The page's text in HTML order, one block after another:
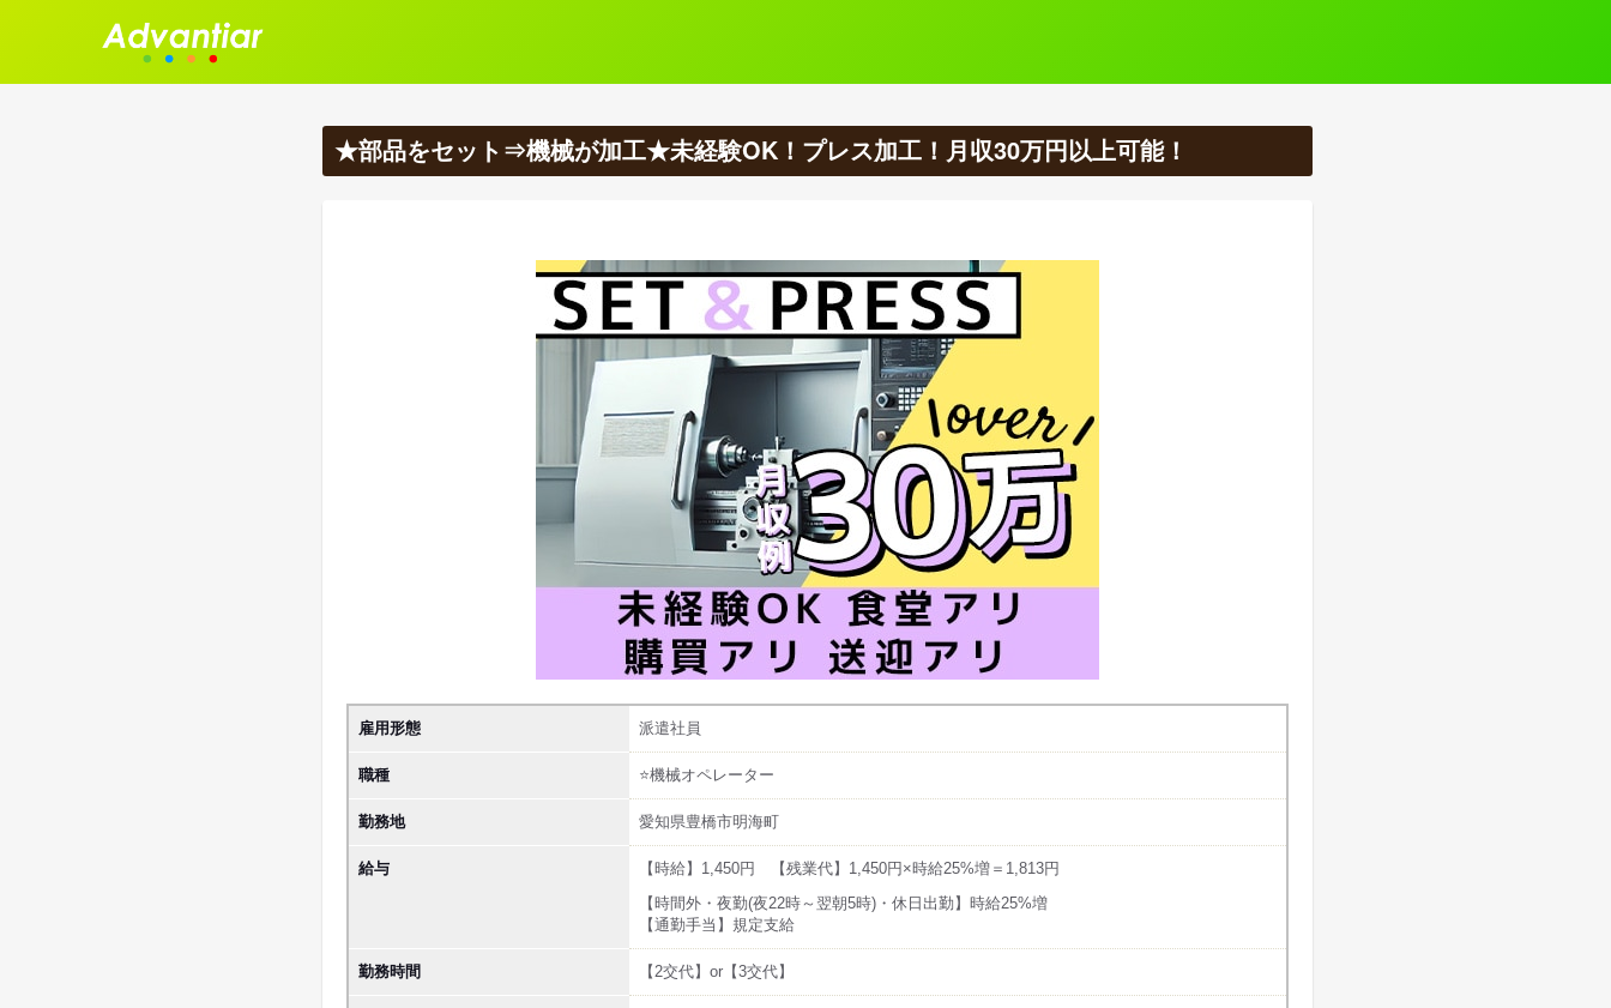
★部品をセット⇒機械が加工★未経験OK！プレス加工！月収30万円以上可能！
雇用形態 派遣社員
職種 ⭐機械オペレーター
勤務地 愛知県豊橋市明海町
給与
【時給】1,450円 【残業代】1,450円×時給25%増＝1,813円
【時間外・夜勤(夜22時～翌朝5時)・休日出勤】時給25%増
【通勤手当】規定支給
勤務時間 【2交代】or【3交代】